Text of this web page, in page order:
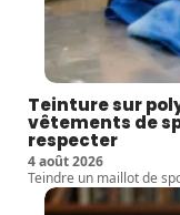
Teinture sur
vêtements de
respecter
4 août 2026
Teindre un maillot de